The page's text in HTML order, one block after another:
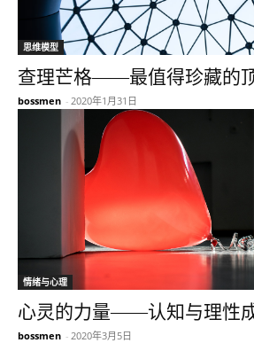
思维模型
查理芒格——最值得珍藏的
bossmen - 2020年1月31日
情绪与心理
心灵的力量——认知与理性
bossmen - 2020年3月5日